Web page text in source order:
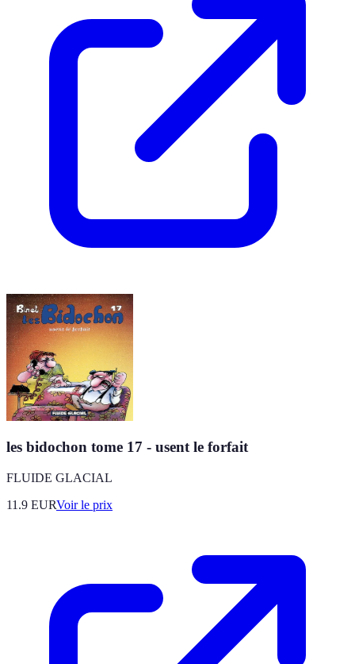
les bidochon tome 17 - usent le forfait
FLUIDE GLACIAL
11.9 EURVoir le prix